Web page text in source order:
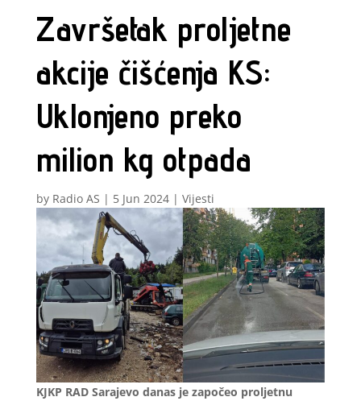
Završetak proljetne
akcije čišćenja KS:
Uklonjeno preko
milion kg otpada
by Radio AS | 5 Jun 2024| Vijesti
KJKP RAD Sarajevo danas je započeo proljetnu